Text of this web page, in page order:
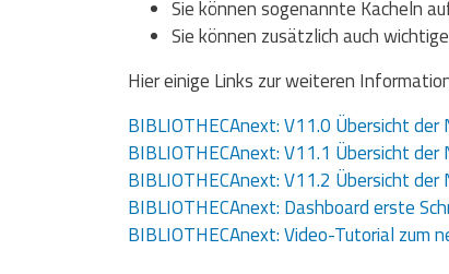
Sie können sogenannte Kacheln
Sie können zusätzlich auch
Hier einige Links zur weiteren
BIBLIOTHECAnext: V11.0 Übersicht der
BIBLIOTHECAnext: V11.1 Übersicht der
BIBLIOTHECAnext: V11.2 Übersicht der
BIBLIOTHECAnext: Dashboard erste
BIBLIOTHECAnext: Video-Tutorial zum